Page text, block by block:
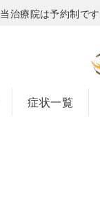
当治療院は予約制で
症状一覧